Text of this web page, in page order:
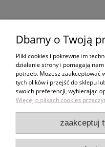
Dbamy o Twoją
Pliki cookies i pokrewne im
działanie strony i pomagają
potrzeb. Możesz zaakceptować
tych plików i przejść do sklepu
swoich preferencji, wybierając
Więcej o plikach cookies
zaakceptuj